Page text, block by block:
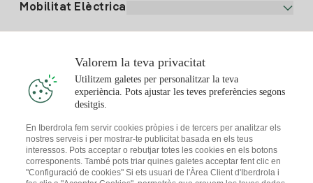
Alta Gas
Mobilitat Elèctrica
Punts de Recàrrega
Simulador Plaques Solars
Comunitats Solars
T'interessa
Consells Llum
Descarrega l'App Iberdola Clients
Valorem la teva privacitat
Utilitzem galetes per personalitzar la teva
experiència. Pots ajustar les teves preferències segons
desitgis.
En Iberdrola fem servir cookies pròpies i de tercers per analitzar els
nostres serveis i per mostrar-te publicitat basada en els teus
interessos. Pots acceptar o rebutjar totes les cookies en els botons
corresponents. També pots triar quines galetes acceptar fent clic en
"Configuració de cookies" Si ets usuari de l'Àrea Client d'Iberdrola i